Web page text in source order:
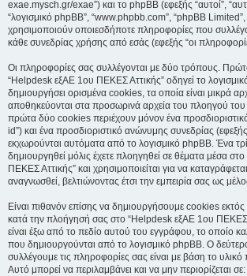
exae.mysch.gr/exae”) και το phpBB (εφεξής “αυτοί”,
“λογισμικό phpBB”, “www.phpbb.com”, “phpBB
χρησιμοποιούν οποιεσδήποτε πληροφορίες που
κάθε συνεδρίας χρήσης από εσάς (εφεξής “οι
Οι πληροφορίες σας συλλέγονται με δύο τρόπους.
“Helpdesk εξΑΕ 1ου ΠΕΚΕΣ Αττικής” οδηγεί το
δημιουργήσει ορισμένα cookies, τα οποία είναι μικρά
αποθηκεύονται στα προσωρινά αρχεία του πλοηγού
πρώτα δύο cookies περιέχουν μόνον ένα
id”) και ένα προσδιοριστικό ανώνυμης συνεδρίας
εκχωρούνται αυτόματα από το λογισμικό phpBB. Ένα
δημιουργηθεί μόλις έχετε πλοηγηθεί σε θέματα μέσα
ΠΕΚΕΣ Αττικής” και χρησιμοποιείται για να
αναγνωσθεί, βελτιώνοντας έτσι την εμπειρία σας ως
Είναι πιθανόν επίσης να δημιουργήσουμε cookies
κατά την πλοήγησή σας στο “Helpdesk εξΑΕ 1ου ΠΕΚΕΣ
είναι έξω από το πεδίο αυτού του εγγράφου, το οποίο
που δημιουργούνται από το λογισμικό phpBB. Ο
συλλέγουμε τις πληροφορίες σας είναι με βάση το
Αυτό μπορεί να περιλαμβάνει και να μην περιορίζεται